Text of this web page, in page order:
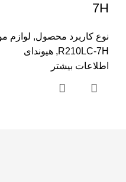
7H
نوع کاربرد محصول, لوازم
R210LC-7H
, هیوندای
اطلاعات بیشتر